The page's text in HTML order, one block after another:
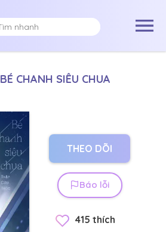
BÉ CHANH SIÊU CHUA
THEO DÕI
Báo lỗi
415 thích